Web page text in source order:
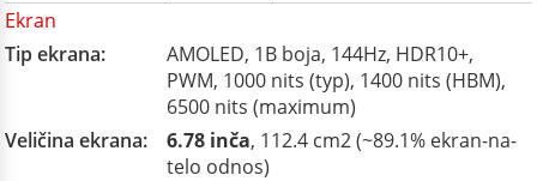
Ekran
Tip ekrana:
AMOLED, 1B boja, 144Hz, HDR10+,
PWM, 1000 nits (typ), 1400 nits (HBM),
6500 nits (maximum)
Veličina ekrana:
6.78 inča, 112.4 cm2 (~89.1% ekran-na-
telo odnos)